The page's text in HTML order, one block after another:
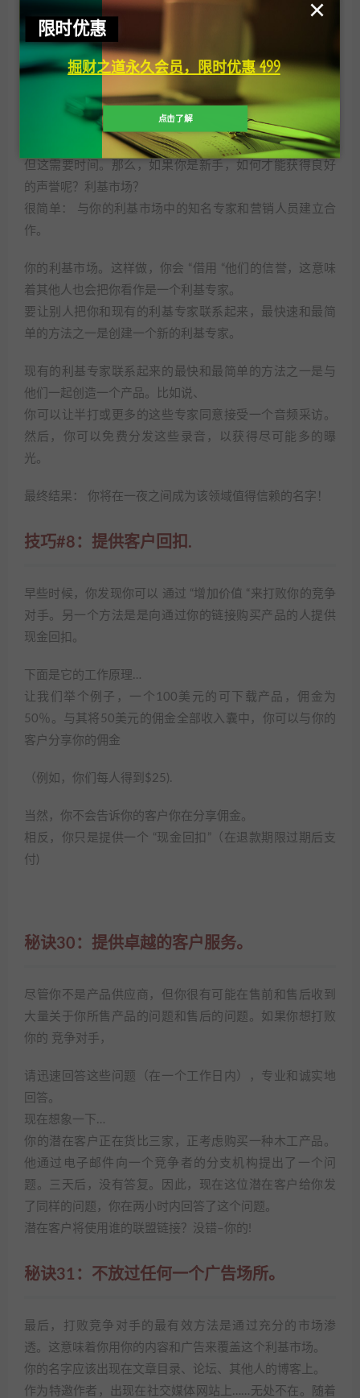
技巧#7：从你的市场上的 “专家 “那里借取
你已经知道，你需要建立关系并建立信任，以便向你的订
户和访客销售更多产品。
但这需要时间。那么，如果你是新手，如何才能获得良好
的声誉呢？利基市场？
很简单： 与你的利基市场中的知名专家和营销人员建立合
作。
你的利基市场。这样做，你会 “借用 “他们的信誉，这意味
着其他人也会把你看作是一个利基专家。
要让别人把你和现有的利基专家联系起来，最快速和最简
单的方法之一是创建一个新的利基专家。
现有的利基专家联系起来的最快和最简单的方法之一是与
他们一起创造一个产品。比如说、
你可以让半打或更多的这些专家同意接受一个音频采访。
然后，你可以免费分发这些录音，以获得尽可能多的曝
光。
最终结果： 你将在一夜之间成为该领域值得信赖的名字！
技巧#8：提供客户回扣.
早些时候，你发现你可以 通过 “增加价值 “来打败你的竞争
对手。另一个方法是是向通过你的链接购买产品的人提供
现金回扣。
下面是它的工作原理…
让我们举个例子，一个100美元的可下载产品，佣金为
50％。与其将50美元的佣金全部收入囊中，你可以与你的
客户分享你的佣金
（例如，你们每人得到$25).
当然，你不会告诉你的客户你在分享佣金。
相反，你只是提供一个 “现金回扣”（在退款期限过期后支
付)
秘诀30：提供卓越的客户服务。
尽管你不是产品供应商，但你很有可能在售前和售后收到
大量关于你所售产品的问题和售后的问题。如果你想打败
你的 竞争对手，
请迅速回答这些问题（在一个工作日内），专业和诚实地
回答。
现在想象一下…
你的潜在客户正在货比三家，正考虑购买一种木工产品。
他通过电子邮件向一个竞争者的分支机构提出了一个问
题。三天后，没有答复。因此，现在这位潜在客户给你发
了同样的问题，你在两小时内回答了这个问题。
潜在客户将使用谁的联盟链接？没错–你的!
秘诀31：不放过任何一个广告场所。
最后，打败竞争对手的最有效方法是通过充分的市场渗
透。这意味着你用你的内容和广告来覆盖这个利基市场。
你的名字应该出现在文章目录、论坛、其他人的博客上。
作为特邀作者，出现在社交媒体网站上……无处不在。随着
限时优惠
掘财之道永久会员，限时优惠 499
点击了解
×